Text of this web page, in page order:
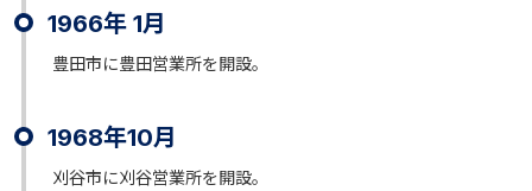
1966年 1月
豊田市に豊田営業所を開設。
1968年10月
刈谷市に刈谷営業所を開設。